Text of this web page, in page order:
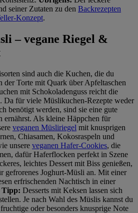
seiner Zutaten zu den Backrezepten
Konzept.
– vegane Riegel &
sind auch die Kuchen, die du
der Torte mit Quark über Apfeltaschen
mit Schokoladenguss reicht die
Da für viele Müslikuchen-Rezepte weder
benötigt werden, sind sie eine gute
ernährst. Als kleine Häppchen für
veganen Müsliriegel mit knusprigen
Chiasamen, Kokosraspeln und
unsere veganen Hafer-Cookies, die
dafür Haferflocken perfekt in Szene
leichtes Dessert mit Biss genießen,
gefrorenes Joghurt-Müsli an. Mit einer
erfrischenden Nachtisch in einer
Tipp: Desserts mit Keksen lassen sich
Je nach Wahl des Müslis kannst du
oder besonders knusprige Note